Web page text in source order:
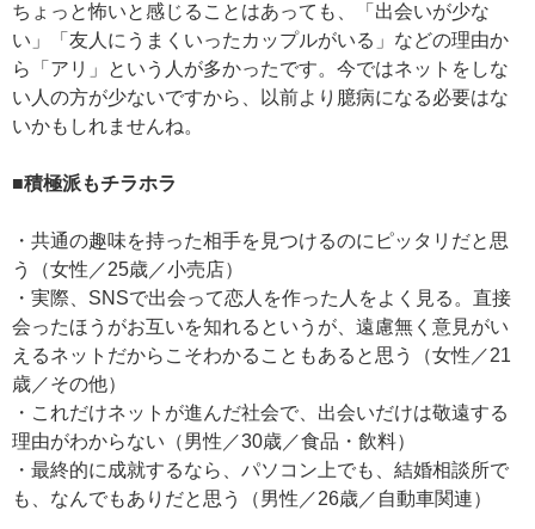
ちょっと怖いと感じることはあっても、「出会いが少な
い」「友人にうまくいったカップルがいる」などの理由か
ら「アリ」という人が多かったです。今ではネットをしな
い人の方が少ないですから、以前より臆病になる必要はな
いかもしれませんね。
■積極派もチラホラ
・共通の趣味を持った相手を見つけるのにピッタリだと思
う（女性／25歳／小売店）
・実際、SNSで出会って恋人を作った人をよく見る。直接
会ったほうがお互いを知れるというが、遠慮無く意見がい
えるネットだからこそわかることもあると思う（女性／21
歳／その他）
・これだけネットが進んだ社会で、出会いだけは敬遠する
理由がわからない（男性／30歳／食品・飲料）
・最終的に成就するなら、パソコン上でも、結婚相談所で
も、なんでもありだと思う（男性／26歳／自動車関連）